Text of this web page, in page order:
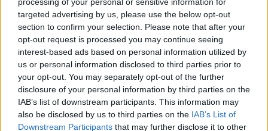
targeted advertising by us, please use the below opt-out
section to confirm your selection. Please note that after your
opt-out request is processed you may continue seeing
interest-based ads based on personal information utilized by
us or personal information disclosed to third parties prior to
your opt-out. You may separately opt-out of the further
disclosure of your personal information by third parties on the
IAB’s list of downstream participants. This information may
also be disclosed by us to third parties on the IAB’s List of
Downstream Participants that may further disclose it to other
Lees ook:
Steijn debuteert en verrassende namen in
opstelling Feyenoord tegen Cambuur
Alles over: Gaoussou Diarra de nieuwe linksbuiten
van Feyenoord
Feyenoord draait op winst: +17 miljoen bij
voorlopige tussenstand
Diarra tweede Malinees international ooit in
Eredivisie – wie ging hem voor?
Ajax Feyenoord PSV